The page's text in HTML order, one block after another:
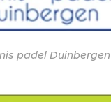
padel Duinbergen